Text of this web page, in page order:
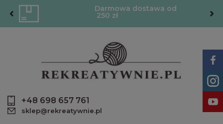
Darmowa dostawa od
250 zł
+48 698 657 761
sklep@rekreatywnie.pl